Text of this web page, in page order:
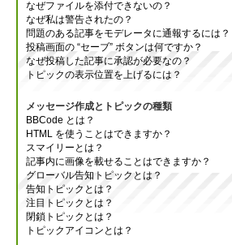
なぜファイルを添付できないの？
なぜ私は警告されたの？
問題のある記事をモデレータに通報するには？
投稿画面の “セーブ” ボタンは何ですか？
なぜ投稿した記事に承認が必要なの？
トピックの表示位置を上げるには？
メッセージ作成とトピックの種類
BBCode とは？
HTML を使うことはできますか？
スマイリーとは？
記事内に画像を載せることはできますか？
グローバル告知トピックとは？
告知トピックとは？
注目トピックとは？
閉鎖トピックとは？
トピックアイコンとは？